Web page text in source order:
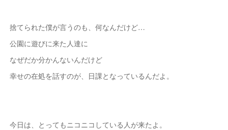
捨てられた僕が言うのも、何なんだけど…
公園に遊びに来た人達に
なぜだか分かんないんだけど
幸せの在処を話すのが、日課となっているんだよ。
今日は、とってもニコニコしている人が来たよ。